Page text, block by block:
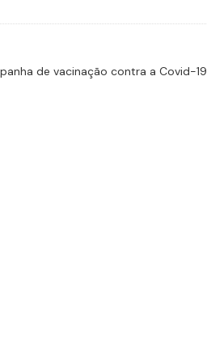
de vacinação contra a Covid-19